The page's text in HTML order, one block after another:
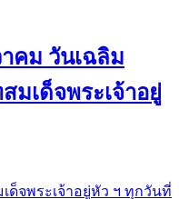
คม วันเฉลิม
มเด็จพระเจ้าอยู่
จพระเจ้าอยู่หัว ฯ ทุกวันที่